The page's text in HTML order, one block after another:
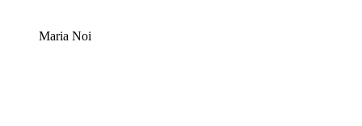
Maria Noi